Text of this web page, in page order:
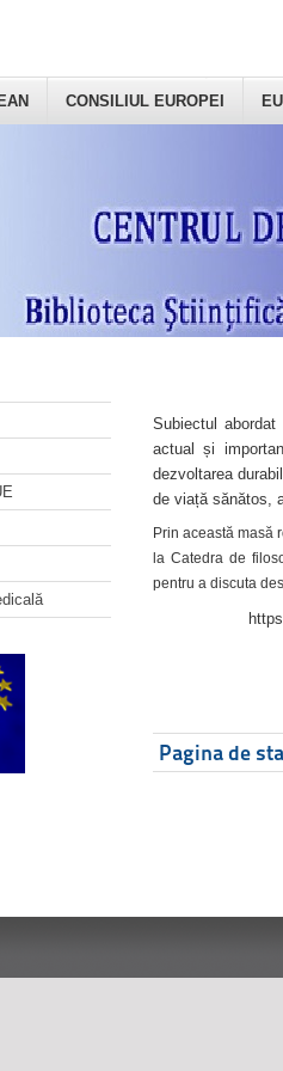
CONSILIUL EUROPEI
Subiectul
actual și
dezvoltarea
de viață sănătos,
Prin această masă
la Catedra de
pentru a discuta
Pagina de